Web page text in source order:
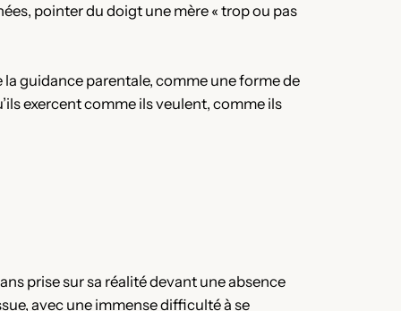
pointer du doigt une mère « trop ou pas
la guidance parentale, comme une forme de
exercent comme ils veulent, comme ils
prise sur sa réalité devant une absence
avec une immense difficulté à se